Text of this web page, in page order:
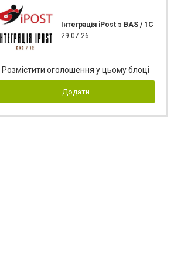
Інтеграція iPost з BAS / 1C
29.07.26
Розмістити оголошення у цьому блоці
Додати